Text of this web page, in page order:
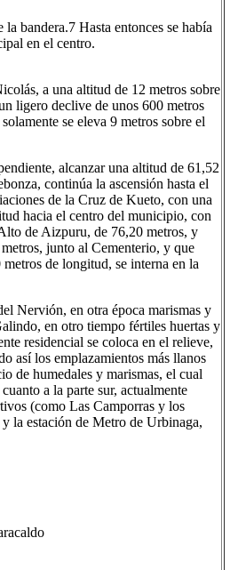
bandera.7​ Hasta entonces se había
en el centro.
a una altitud de 12 metros sobre
ligero declive de unos 600 metros
se eleva 9 metros sobre el
alcanzar una altitud de 61,52
continúa la ascensión hasta el
de la Cruz de Kueto, con una
hacia el centro del municipio, con
de Aizpuru, de 76,20 metros, y
junto al Cementerio, y que
de longitud, se interna en la
Nervión, en otra época marismas y
en otro tiempo fértiles huertas y
residencial se coloca en el relieve,
así los emplazamientos más llanos
de humedales y marismas, el cual
a la parte sur, actualmente
(como Las Camporras y los
la estación de Metro de Urbinaga,